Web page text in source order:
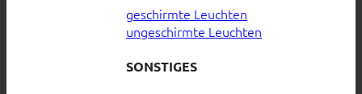
geschirmte Leuchten
ungeschirmte Leuchten
SONSTIGES